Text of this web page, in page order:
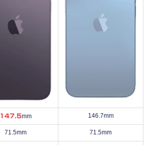
147.5mm 146.7mm
71.5mm 71.5mm